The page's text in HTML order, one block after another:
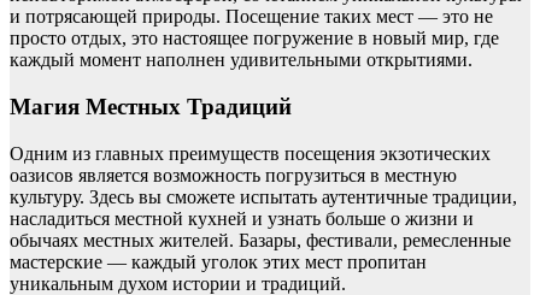
и потрясающей природы. Посещение таких мест — это не
просто отдых, это настоящее погружение в новый мир, где
каждый момент наполнен удивительными открытиями.
Магия Местных Традиций
Одним из главных преимуществ посещения экзотических
оазисов является возможность погрузиться в местную
культуру. Здесь вы сможете испытать аутентичные традиции,
насладиться местной кухней и узнать больше о жизни и
обычаях местных жителей. Базары, фестивали, ремесленные
мастерские — каждый уголок этих мест пропитан
уникальным духом истории и традиций.